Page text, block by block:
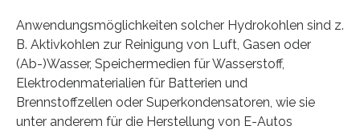
Anwendungsmöglichkeiten solcher Hydrokohlen sind z.
B. Aktivkohlen zur Reinigung von Luft, Gasen oder
(Ab-)Wasser, Speichermedien für Wasserstoff,
Elektrodenmaterialien für Batterien und
Brennstoffzellen oder Superkondensatoren, wie sie
unter anderem für die Herstellung von E-Autos